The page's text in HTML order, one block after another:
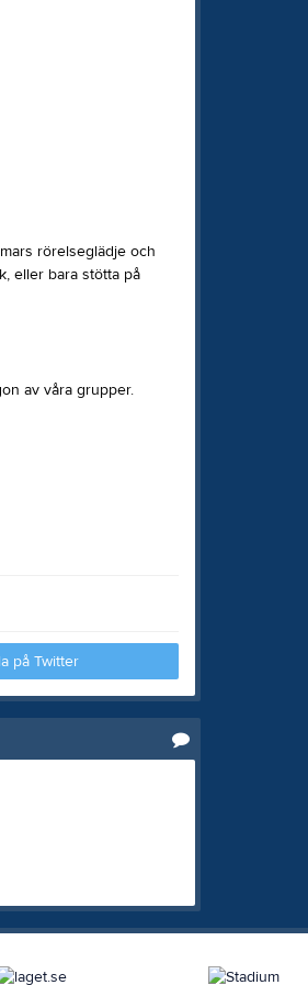
rörelseglädje och
eller bara stötta på
av våra grupper.
på Twitter